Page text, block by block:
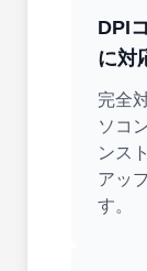
DPI
に対
完全
ソコ
ンス
アッ
す。